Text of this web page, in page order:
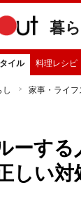
暮
イル 料理レシピ
し 家事・ライフ
ーする
しい対